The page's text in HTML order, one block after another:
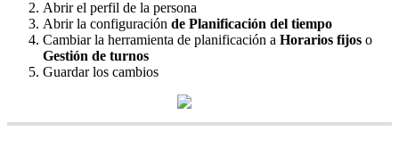
Abrir el perfil de la persona
Abrir la configuración de Planificación del tiempo
Cambiar la herramienta de planificación a Horarios fijos o
Gestión de turnos
Guardar los cambios